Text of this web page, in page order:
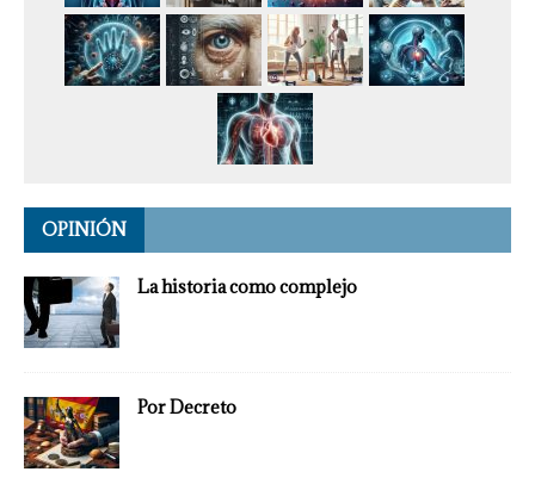
OPINIÓN
La historia como complejo
Por Decreto